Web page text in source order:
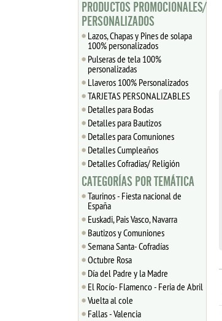
PRODUCTOS PROMOCIONALES/
PERSONALIZADOS
Lazos, Chapas y Pines de solapa
100% personalizados
Pulseras de tela 100%
personalizadas
Llaveros 100% Personalizados
TARJETAS PERSONALIZABLES
Detalles para Bodas
Detalles para Bautizos
Detalles para Comuniones
Detalles Cumpleaños
Detalles Cofradias/ Religión
CATEGORÍAS POR TEMÁTICA
Taurinos - Fiesta nacional de
España
Euskadi, Pais Vasco, Navarra
Bautizos y Comuniones
Semana Santa- Cofradías
Octubre Rosa
Día del Padre y la Madre
El Rocío- Flamenco - Feria de Abril
Vuelta al cole
Fallas - Valencia